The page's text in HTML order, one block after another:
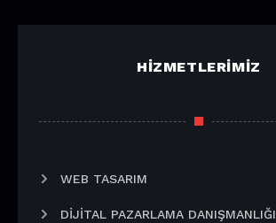
HIZMETLERIMIZ
WEB TASARIM
DIJITAL PAZARLAMA DANIŞMANLIĞI